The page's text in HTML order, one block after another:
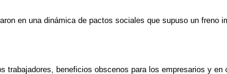
en una dinámica de pactos sociales que supuso un freno
beneficios obscenos para los empresarios y en